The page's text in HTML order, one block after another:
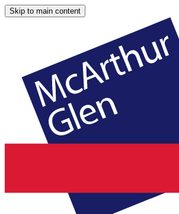
Skip to main content